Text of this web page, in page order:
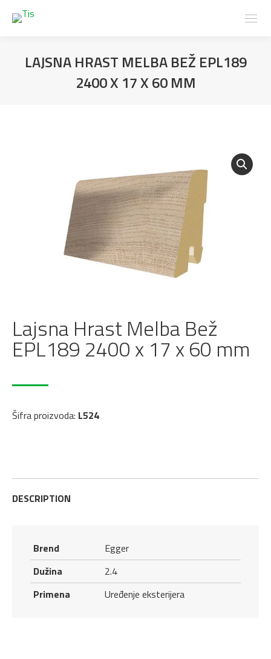
LAJSNA HRAST MELBA BEŽ EPL189
2400 X 17 X 60 MM
Lajsna Hrast Melba Bež
EPL189 2400 x 17 x 60 mm
Šifra proizvoda: L524
DESCRIPTION
Brend
Egger
Dužina
2.4
Primena
Uređenje eksterijera